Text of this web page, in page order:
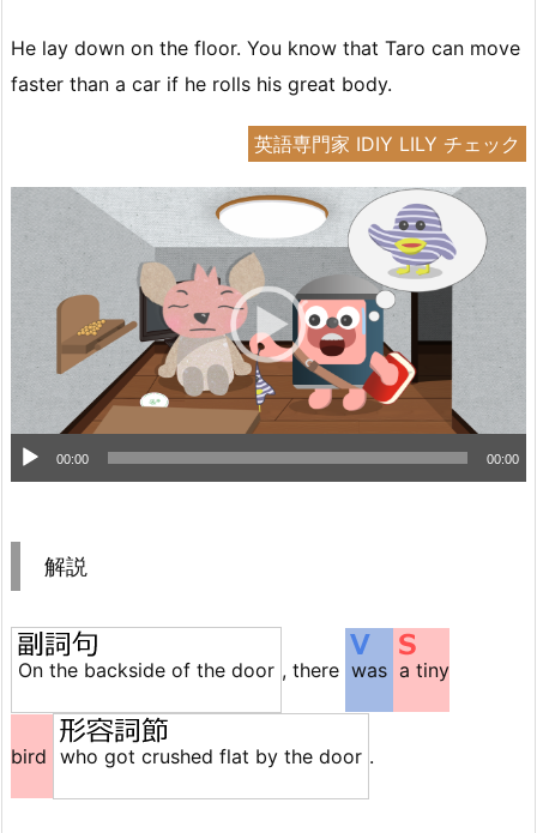
He lay down on the floor. You know that Taro can move
faster than a car if he rolls his great body.
英語専門家 IDIY LILY チェック
音
声
ー
ヤ
ー
00:00 00:00
解説
On the backside of the door , there was a tiny
bird who got crushed flat by the door .